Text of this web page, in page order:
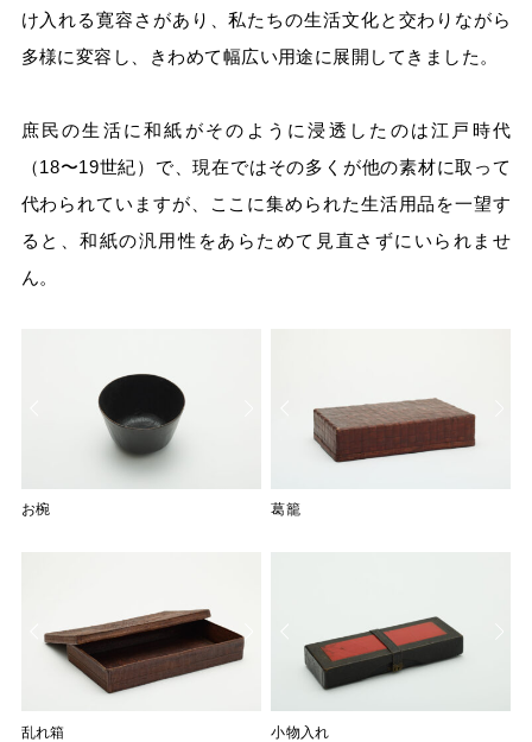
け入れる寛容さがあり、私たちの生活文化と交わりながら
多様に変容し、きわめて幅広い用途に展開してきました。
庶民の生活に和紙がそのように浸透したのは江戸時代
（18〜19世紀）で、現在ではその多くが他の素材に取って
代わられていますが、ここに集められた生活用品を一望す
ると、和紙の汎用性をあらためて見直さずにいられませ
ん。
お椀
お椀 葛籠
葛籠
乱れ箱
乱れ箱 小物入れ
小物入れ
箱